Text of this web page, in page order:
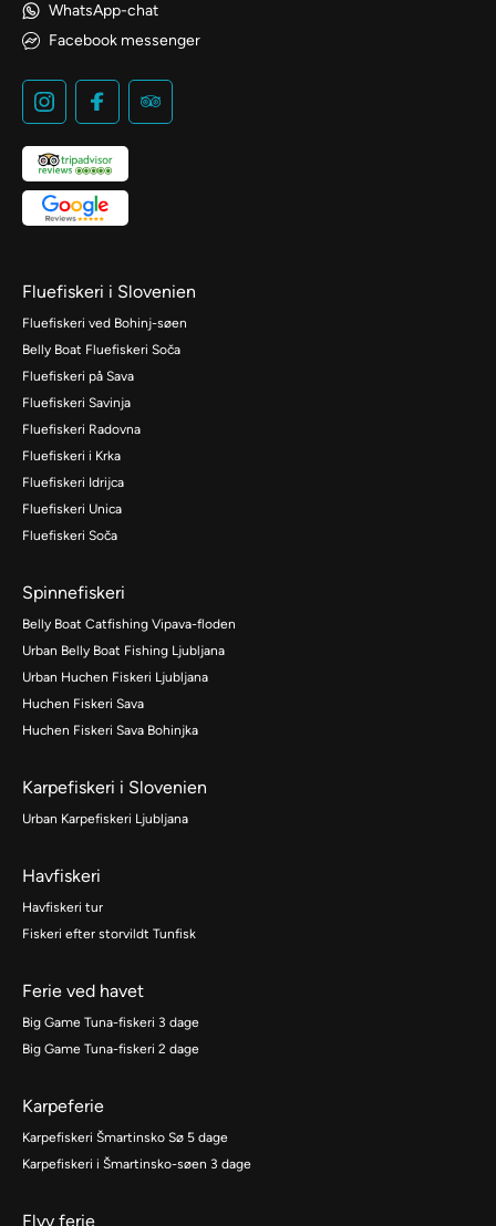
WhatsApp-chat
Facebook messenger
Fluefiskeri i Slovenien
Fluefiskeri ved Bohinj-søen
Belly Boat Fluefiskeri Soča
Fluefiskeri på Sava
Fluefiskeri Savinja
Fluefiskeri Radovna
Fluefiskeri i Krka
Fluefiskeri Idrijca
Fluefiskeri Unica
Fluefiskeri Soča
Spinnefiskeri
Belly Boat Catfishing Vipava-floden
Urban Belly Boat Fishing Ljubljana
Urban Huchen Fiskeri Ljubljana
Huchen Fiskeri Sava
Huchen Fiskeri Sava Bohinjka
Karpefiskeri i Slovenien
Urban Karpefiskeri Ljubljana
Havfiskeri
Havfiskeri tur
Fiskeri efter storvildt Tunfisk
Ferie ved havet
Big Game Tuna-fiskeri 3 dage
Big Game Tuna-fiskeri 2 dage
Karpeferie
Karpefiskeri Šmartinsko Sø 5 dage
Karpefiskeri i Šmartinsko-søen 3 dage
Flyv ferie